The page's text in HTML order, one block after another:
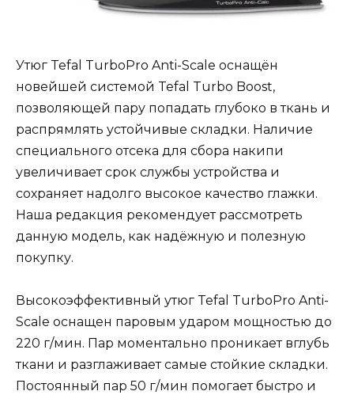
Утюг Tefal TurboPro Anti-Scale оснащён
новейшей системой Tefal Turbo Boost,
позволяющей пару попадать глубоко в ткань и
распрямлять устойчивые складки. Наличие
специального отсека для сбора накипи
увеличивает срок службы устройства и
сохраняет надолго высокое качество глажки.
Наша редакция рекомендует рассмотреть
данную модель, как надёжную и полезную
покупку.
Высокоэффективный утюг Tefal TurboPro Anti-
Scale оснащен паровым ударом мощностью до
220 г/мин. Пар моментально проникает вглубь
ткани и разглаживает самые стойкие складки.
Постоянный пар 50 г/мин помогает быстро и